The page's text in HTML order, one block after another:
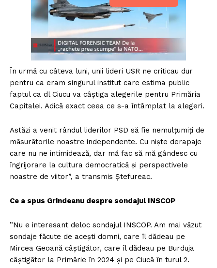
În urmă cu câteva luni, unii lideri USR ne criticau dur
pentru ca eram singurul institut care estima public
faptul ca dl Ciucu va câștiga alegerile pentru Primăria
Capitalei. Adică exact ceea ce s-a întâmplat la alegeri.
Astăzi a venit rândul liderilor PSD să fie nemulțumiți de
măsurătorile noastre independente. Cu niște derapaje
care nu ne intimidează, dar mă fac să mă gândesc cu
îngrijorare la cultura democratică și perspectivele
noastre de viitor”, a transmis Ștefureac.
Ce a spus Grindeanu despre sondajul INSCOP
”Nu e interesant deloc sondajul INSCOP. Am mai văzut
sondaje făcute de acești domni, care îl dădeau pe
Mircea Geoană câştigător, care îl dădeau pe Burduja
câştigător la Primărie în 2024 şi pe Ciucă în turul 2.